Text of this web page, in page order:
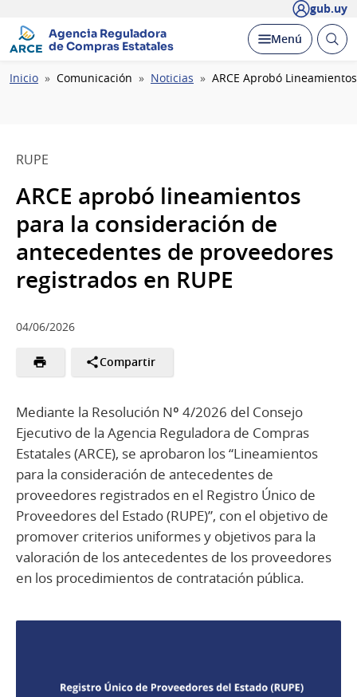
gub.uy
Agencia Reguladora
de Compras Estatales
Desplegar
Menú Abrir
Ruta
Inicio Comunicación Noticias ARCE Aprobó
RUPE
ARCE aprobó lineamientos
para la consideración de
antecedentes de proveedores
registrados en RUPE
04/06/2026
Compartir
Mediante la Resolución Nº 4/2026 del Consejo
Ejecutivo de la Agencia Reguladora de Compras
Estatales (ARCE), se aprobaron los “Lineamientos
para la consideración de antecedentes de
proveedores registrados en el Registro Único de
Proveedores del Estado (RUPE)”, con el objetivo de
promover criterios uniformes y objetivos para la
valoración de los antecedentes de los proveedores
en los procedimientos de contratación pública.